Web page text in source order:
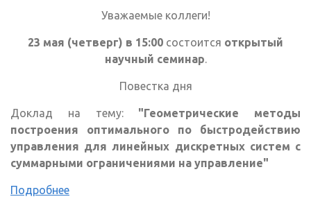
Уважаемые коллеги!
23 мая (четверг) в 15:00 состоится открытый
научный семинар.
Повестка дня
Доклад на тему: "Геометрические методы
построения оптимального по быстродействию
управления для линейных дискретных систем с
суммарными ограничениями на управление"
Подробнее